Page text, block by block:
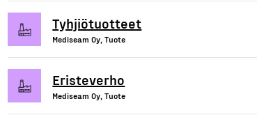
Tyhjiötuotteet
Mediseam Oy, Tuote
Eristeverho
Mediseam Oy, Tuote